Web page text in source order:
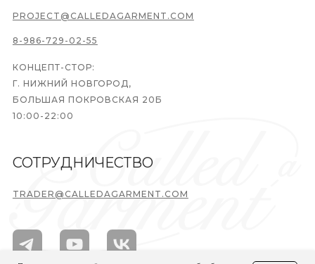
8-986-729-02-55
PROJECT@CALLEDAGARMENT.COM
СОТРУДНИЧЕСТВО
TRADER@CALLEDAGARMENT.COM
КОНЦЕПТ-СТОР:
Г. НИЖНИЙ НОВГОРОД,
БОЛЬШАЯ ПОКРОВСКАЯ 20Б
10:00-22:00